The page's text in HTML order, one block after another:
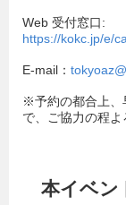
Web 受付窓口:
https://kokc.jp/e/
E-mail：
※予約の都合上、
で、ご協力の程よ
本イベン